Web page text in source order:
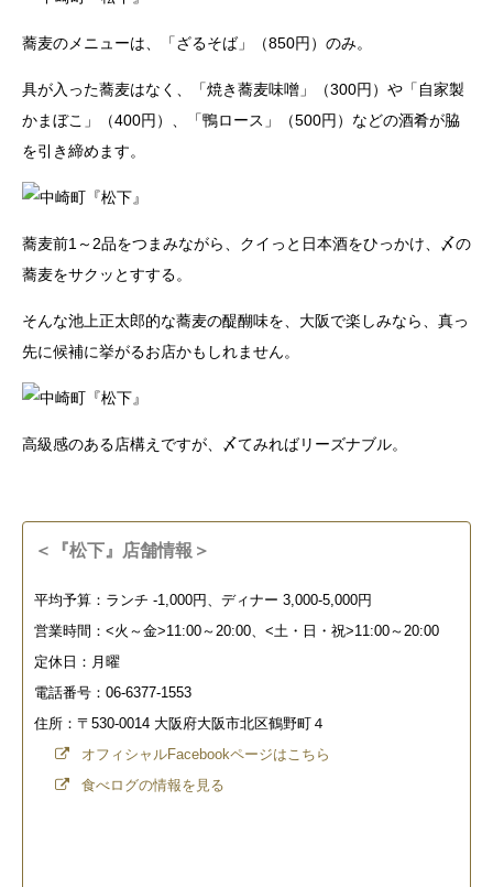
蕎麦のメニューは、「ざるそば」（850円）のみ。
具が入った蕎麦はなく、「焼き蕎麦味噌」（300円）や「自家製
かまぼこ」（400円）、「鴨ロース」（500円）などの酒肴が脇
を引き締めます。
蕎麦前1～2品をつまみながら、クイっと日本酒をひっかけ、〆の
蕎麦をサクッとすする。
そんな池上正太郎的な蕎麦の醍醐味を、大阪で楽しみなら、真っ
先に候補に挙がるお店かもしれません。
高級感のある店構えですが、〆てみればリーズナブル。
＜『松下』店舗情報＞
平均予算：ランチ -1,000円、ディナー 3,000-5,000円
営業時間：<火～金>11:00～20:00、<土・日・祝>11:00～20:00
定休日：月曜
電話番号：06-6377-1553
住所：〒530-0014 大阪府大阪市北区鶴野町４
オフィシャルFacebookページはこちら
食べログの情報を見る